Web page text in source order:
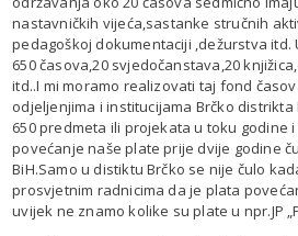
nastavničkih vijeća,sastanke stručnih
pedagoškoj dokumentaciji ,dežurstva itd.
650 časova,20 svjedočanstava,20
itd..I mi moramo realizovati taj fond
odjeljenjima i institucijama Brčko
650 predmeta ili projekata u toku godine
povećanje naše plate prije dvije godine
BiH.Samo u distiktu Brčko se nije čulo
prosvjetnim radnicima da je plata
uvijek ne znamo kolike su plate u npr.JP